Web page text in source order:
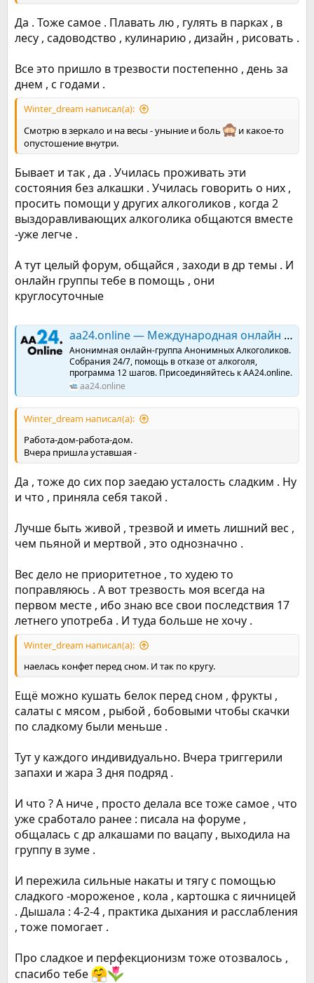
Да . Тоже самое . Плавать лю , гулять в парках , в
лесу , садоводство , кулинарию , дизайн , рисовать .
Все это пришло в трезвости постепенно , день за
днем , с годами .
Winter_dream написал(а):
Смотрю в зеркало и на весы - уныние и боль
и какое-то
опустошение внутри.
Бывает и так , да . Училась проживать эти
состояния без алкашки . Училась говорить о них ,
просить помощи у других алкоголиков , когда 2
выздоравливающих алкоголика общаются вместе
-уже легче .
А тут целый форум, общайся , заходи в др темы . И
онлайн группы тебе в помощь , они
круглосуточные
aa24.online — Международная онлайн группа Анонимных Алкоголиков
Анонимная онлайн-группа Анонимных Алкоголиков.
Собрания 24/7, помощь в отказе от алкоголя,
программа 12 шагов. Присоединяйтесь к AA24.online.
aa24.online
Winter_dream написал(а):
Работа-дом-работа-дом.
Вчера пришла уставшая -
Да , тоже до сих пор заедаю усталость сладким . Ну
и что , приняла себя такой .
Лучше быть живой , трезвой и иметь лишний вес ,
чем пьяной и мертвой , это однозначно .
Вес дело не приоритетное , то худею то
поправляюсь . А вот трезвость моя всегда на
первом месте , ибо знаю все свои последствия 17
летнего употреба . И туда больше не хочу .
Winter_dream написал(а):
наелась конфет перед сном. И так по кругу.
Ещё можно кушать белок перед сном , фрукты ,
салаты с мясом , рыбой , бобовыми чтобы скачки
по сладкому были меньше .
Тут у каждого индивидуально. Вчера триггерили
запахи и жара 3 дня подряд .
И что ? А ниче , просто делала все тоже самое , что
уже сработало ранее : писала на форуме ,
общалась с др алкашами по вацапу , выходила на
группу в зуме .
И пережила сильные накаты и тягу с помощью
сладкого -мороженое , кола , картошка с яичницей
. Дышала : 4-2-4 , практика дыхания и расслабления
, тоже помогает .
Про сладкое и перфекционизм тоже отозвалось ,
спасибо тебе